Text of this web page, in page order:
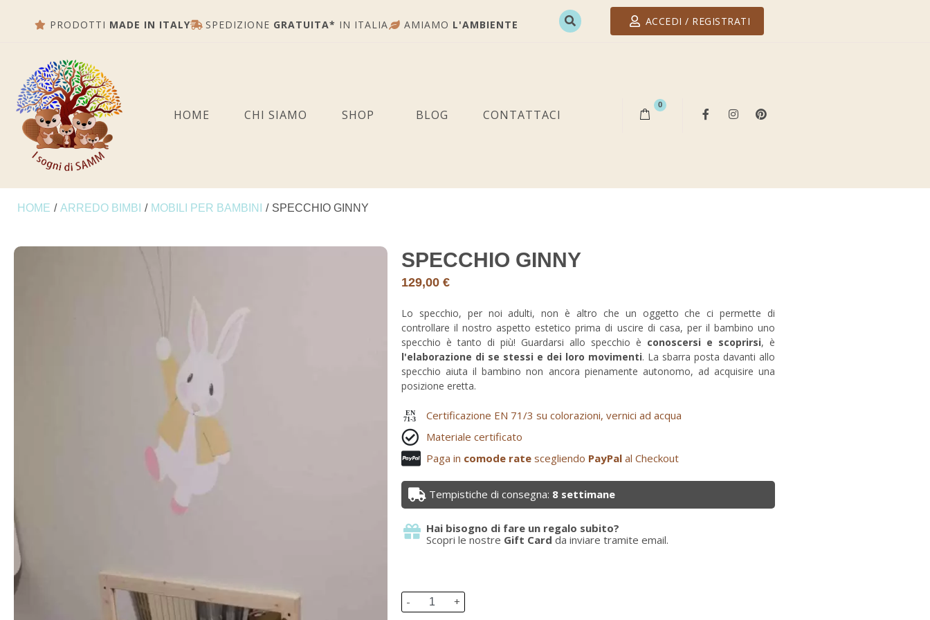
PRODOTTI MADE IN ITALY SPEDIZIONE GRATUITA* IN ITALIA AMIAMO L'AMBIENTE ACCEDI / REGISTRATI
HOME CHI SIAMO SHOP BLOG CONTATTACI
0
HOME / ARREDO BIMBI / MOBILI PER BAMBINI / SPECCHIO GINNY
SPECCHIO GINNY
129,00 €
Lo specchio, per noi adulti, non è altro che un oggetto che ci permette di
controllare il nostro aspetto estetico prima di uscire di casa, per il bambino uno
specchio è tanto di più! Guardarsi allo specchio è conoscersi e scoprirsi, è
l'elaborazione di se stessi e dei loro movimenti. La sbarra posta davanti allo
specchio aiuta il bambino non ancora pienamente autonomo, ad acquisire una
posizione eretta.
EN
71-3
Certificazione EN 71/3 su colorazioni, vernici ad acqua
Materiale certificato
Paga in comode rate scegliendo PayPal al Checkout
Tempistiche di consegna: 8 settimane
Hai bisogno di fare un regalo subito?
Scopri le nostre Gift Card da inviare tramite email.
- +